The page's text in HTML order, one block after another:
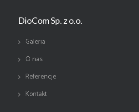
DioCom Sp. z o.o.
Galeria
O nas
Referencje
Kontakt